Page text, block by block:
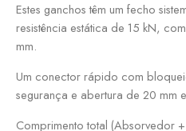
Estes ganchos têm um fecho
resistência estática de 15 kN,
mm.
Um conector rápido com
segurança e abertura de 20 mm
Comprimento total (Absorvedor